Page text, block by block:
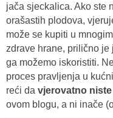
jača sjeckalica. Ako ste
orašastih plodova,
može se kupiti u
zdrave hrane, prilično
ga možemo iskoristiti.
proces pravljenja u
reći da vjerovatno
ovom blogu, a ni inače